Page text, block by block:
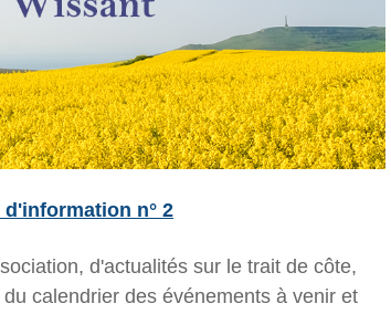
d'information n° 2
d'actualités sur le trait de côte,
calendrier des événements à venir et